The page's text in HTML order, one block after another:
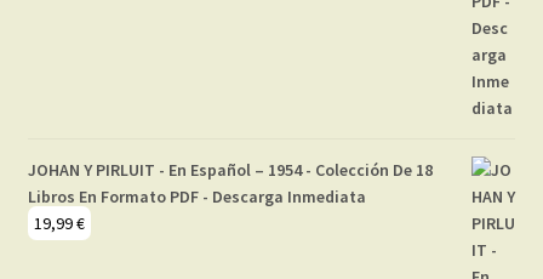
JOHAN Y PIRLUIT - En Español – 1954 - Colección De 18
Libros En Formato PDF - Descarga Inmediata
19,99€